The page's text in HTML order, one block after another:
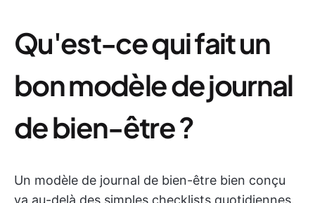
Qu'est-ce qui fait un
bon modèle de journal
de bien-être ?
Un modèle de journal de bien-être bien conçu
va au-delà des simples checklists quotidiennes.